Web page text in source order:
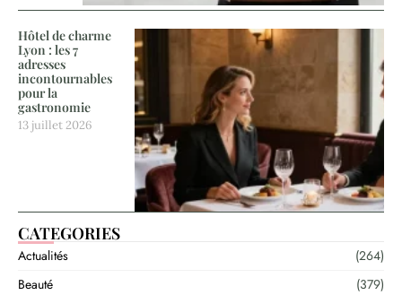
Hôtel de charme
Lyon : les 7
adresses
incontournables
pour la
gastronomie
13 juillet 2026
CATEGORIES
Actualités
(264)
Beauté
(379)